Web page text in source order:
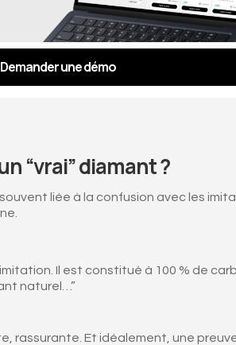
Demander une démo
“vrai” diamant ?
liée à la confusion avec les
imitation. Il est constitué à 100 % de
naturel…”
rassurante. Et idéalement, une